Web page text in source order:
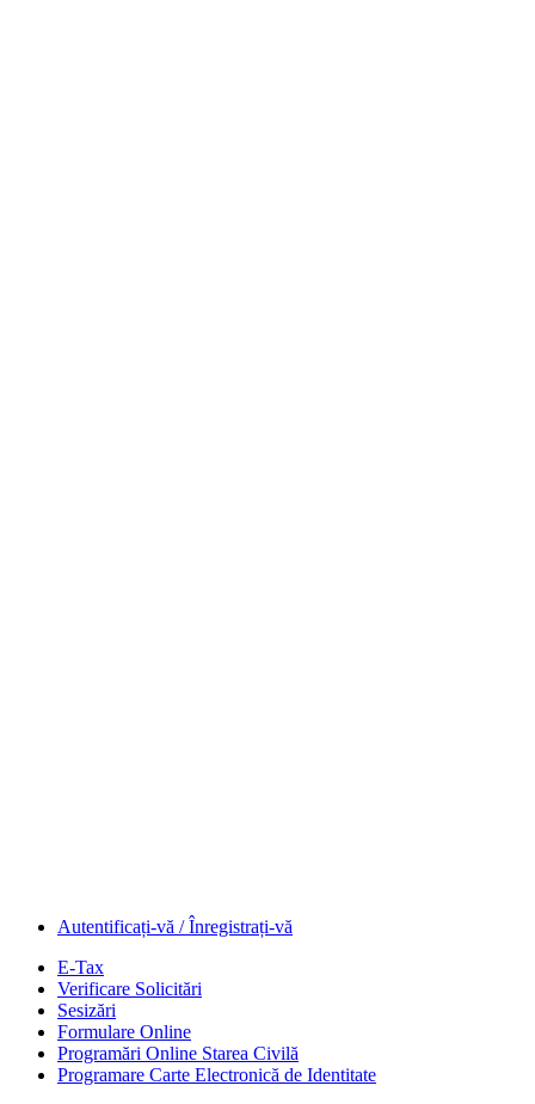
Autentificați-vă / Înregistrați-vă
E-Tax
Verificare Solicitări
Sesizări
Formulare Online
Programări Online Starea Civilă
Programare Carte Electronică de Identitate